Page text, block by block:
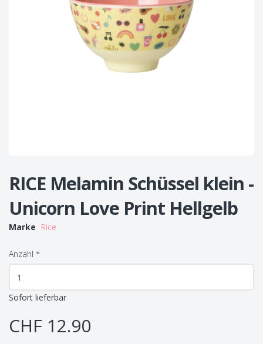
RICE Melamin Schüssel klein -
Unicorn Love Print Hellgelb
Marke Rice
Anzahl *
Sofort lieferbar
CHF 12.90